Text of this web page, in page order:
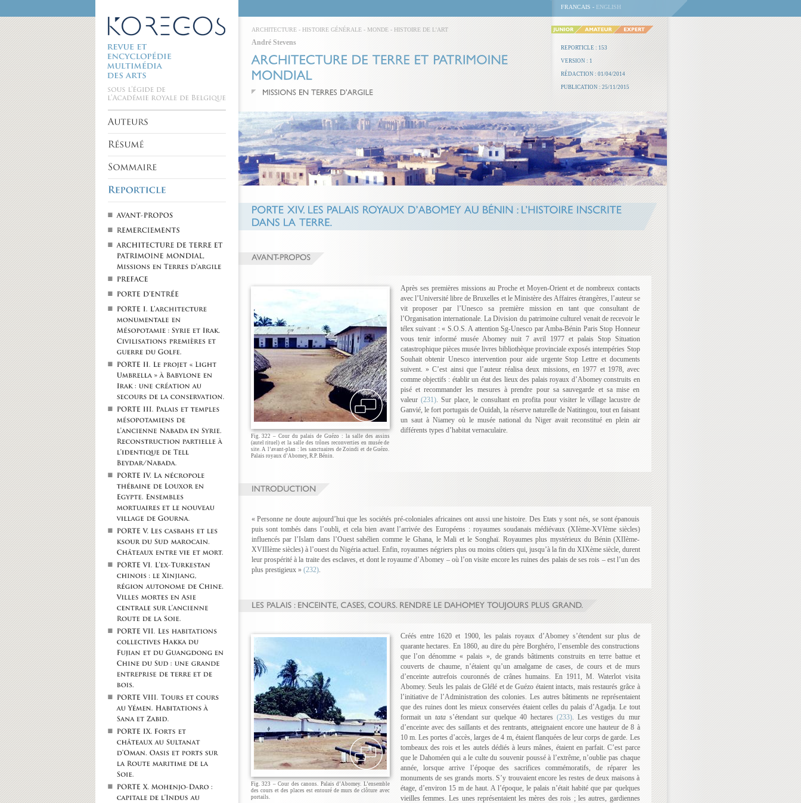
FRANCAIS - ENGLISH
ARCHITECTURE- HISTOIRE GÉNÉRALE- MONDE- HISTOIRE DE L'ART
André Stevens
REPORTICLE : 153
VERSION : 1
RÉDACTION : 01/04/2014
PUBLICATION : 25/11/2015
Fig. 322 – Cour du palais de Guézo : la salle des assins
(autel rituel) et la salle des trônes reconverties en musée de
site. A l’avant-plan : les sanctuaires de Zoindi et de Guézo.
Palais royaux d’Abomey, R.P. Bénin.
Après ses premières missions au Proche et Moyen-Orient et de nombreux contacts
avec l’Université libre de Bruxelles et le Ministère des Affaires étrangères, l’auteur se
vit proposer par l’Unesco sa première mission en tant que consultant de
l’Organisation internationale. La Division du patrimoine culturel venait de recevoir le
télex suivant : « S.O.S. A attention Sg-Unesco par Amba-Bénin Paris Stop Honneur
vous tenir informé musée Abomey nuit 7 avril 1977 et palais Stop Situation
catastrophique pièces musée livres bibliothèque provinciale exposés intempéries Stop
Souhait obtenir Unesco intervention pour aide urgente Stop Lettre et documents
suivent. » C’est ainsi que l’auteur réalisa deux missions, en 1977 et 1978, avec
comme objectifs : établir un état des lieux des palais royaux d’Abomey construits en
pisé et recommander les mesures à prendre pour sa sauvegarde et sa mise en
valeur(231). Sur place, le consultant en profita pour visiter le village lacustre de
Ganvié, le fort portugais de Ouïdah, la réserve naturelle de Natitingou, tout en faisant
un saut à Niamey où le musée national du Niger avait reconstitué en plein air
différents types d’habitat vernaculaire.
« Personne ne doute aujourd’hui que les sociétés pré-coloniales africaines ont aussi une histoire. Des Etats y sont nés, se sont épanouis
puis sont tombés dans l’oubli, et cela bien avant l’arrivée des Européens : royaumes soudanais médiévaux (XIème-XVIème siècles)
influencés par l’Islam dans l’Ouest sahélien comme le Ghana, le Mali et le Songhaï. Royaumes plus mystérieux du Bénin (XIIème-
XVIIIème siècles) à l’ouest du Nigéria actuel. Enfin, royaumes négriers plus ou moins côtiers qui, jusqu’à la fin du XIXème siècle, durent
leur prospérité à la traite des esclaves, et dont le royaume d’Abomey – où l’on visite encore les ruines des palais de ses rois – est l’un des
plus prestigieux »(232).
Fig. 323 – Cour des canons. Palais d’Abomey. L’ensemble
des cours et des places est entouré de murs de clôture avec
portails.
Créés entre 1620 et 1900, les palais royaux d’Abomey s’étendent sur plus de
quarante hectares. En 1860, au dire du père Borghéro, l’ensemble des constructions
que l’on dénomme « palais », de grands bâtiments construits en terre battue et
couverts de chaume, n’étaient qu’un amalgame de cases, de cours et de murs
d’enceinte autrefois couronnés de crânes humains. En 1911, M. Waterlot visita
Abomey. Seuls les palais de Glélé et de Guézo étaient intacts, mais restaurés grâce à
l’initiative de l’Administration des colonies. Les autres bâtiments ne représentaient
que des ruines dont les mieux conservées étaient celles du palais d’Agadja. Le tout
formait un tatas’étendant sur quelque 40 hectares (233) . Les vestiges du mur
d’enceinte avec des saillants et des rentrants, atteignaient encore une hauteur de 8 à
10 m. Les portes d’accès, larges de 4 m, étaient flanquées de leur corps de garde. Les
tombeaux des rois et les autels dédiés à leurs mânes, étaient en parfait. C’est parce
que le Dahoméen qui a le culte du souvenir poussé à l’extrême, n’oublie pas chaque
année, lorsque arrive l’époque des sacrifices commémoratifs, de réparer les
monuments de ses grands morts. S’y trouvaient encore les restes de deux maisons à
étage, d’environ 15 m de haut. A l’époque, le palais n’était habité que par quelques
vieilles femmes. Les unes représentaient les mères des rois ; les autres, gardiennes